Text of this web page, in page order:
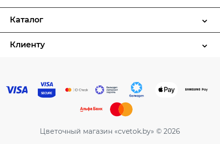
Каталог
Клиенту
Цветочный магазин «cvetok.by» © 2026